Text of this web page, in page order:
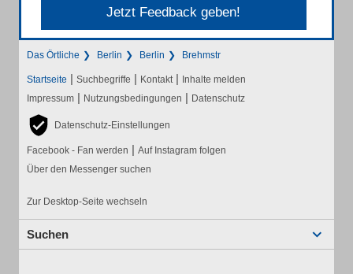
Jetzt Feedback geben!
Das Örtliche Berlin Berlin Brehmstr
Startseite | Suchbegriffe | Kontakt | Inhalte melden
Impressum | Nutzungsbedingungen | Datenschutz
Datenschutz-Einstellungen
Facebook - Fan werden | Auf Instagram folgen
Über den Messenger suchen
Zur Desktop-Seite wechseln
Suchen